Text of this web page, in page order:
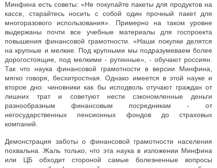
Минфина есть советы: «Не покупайте пакеты для продуктов на
кассе, старайтесь носить с собой один прочный пакет для
многоразового использования». Примерно на таком уровне
выдержаны почти все учебные материалы для госпроекта
повышения финансовой грамотности. «Наши покупки делятся
на крупные и мелкие. Под крупными мы подразумеваем более
дорогостоящие, под мелкими - рутинные», - обучают россиян.
Так что наука финансовой грамотности в версии Минфина,
мягко говоря, бесхитростная. Однако имеется в этой науке и
второе дно: чиновники как бы исподволь отучают граждан от
лишних трат и советуют нести сэкономленные деньги
разнообразным финансовым посредникам - от
негосударственных пенсионных фондов до страховых
компаний.
Демонстрация заботы о финансовой грамотности населения
похвальна. Жаль только, что эта наука в изложении Минфина
или ЦБ обходит стороной самые болезненные вопросы